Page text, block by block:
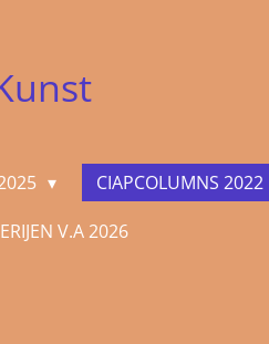
CIAPCOLUMNS 2022
V.A 2026